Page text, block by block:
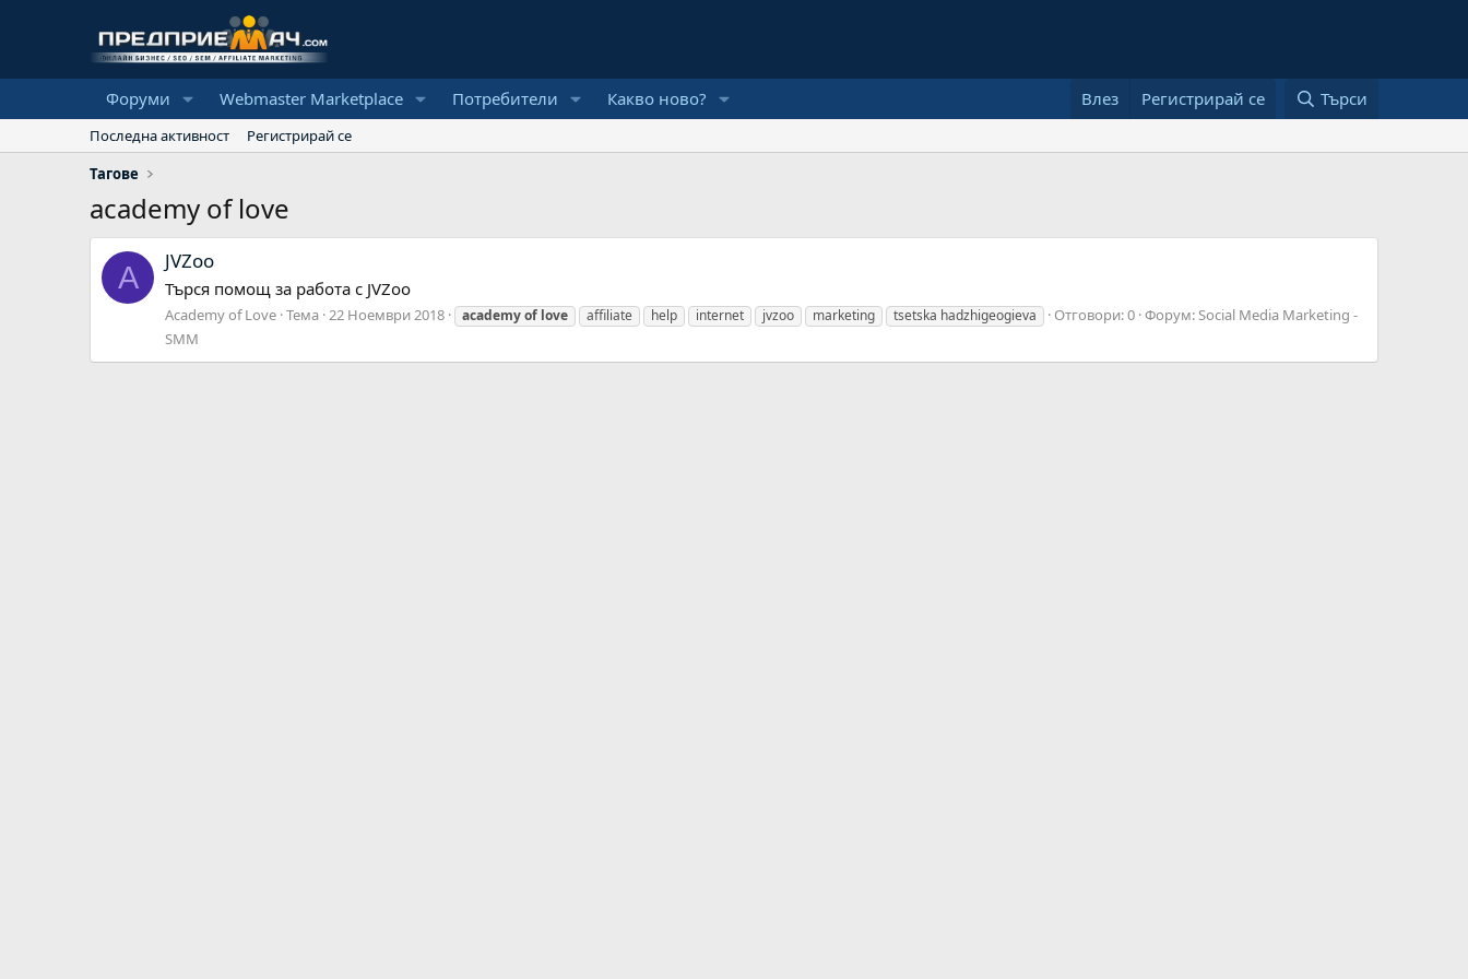
Форуми Webmaster Marketplace Потребители Какво ново? Влез Регистрирай се Търси
Последна активност
Регистрирай се
Тагове
academy of love
A JVZoo
Търся помощ за работа с JVZoo
Academy of Love Тема 22 Ноември 2018 academyof love affiliate help internet jvzoo marketing tsetska hadzhigeogieva Отговори: 0 Форум:Social Media Marketing -
SMM